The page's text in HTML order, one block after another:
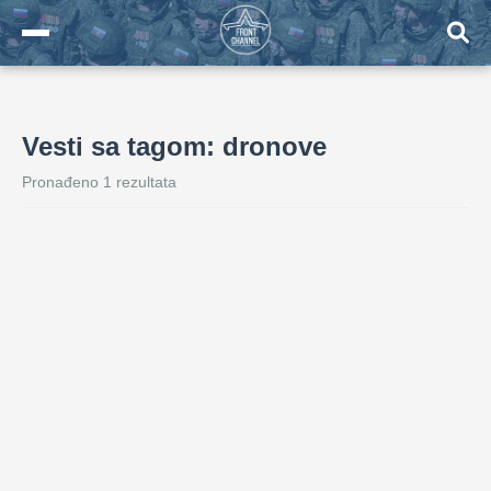
Vesti sa tagom: dronove
Pronađeno 1 rezultata